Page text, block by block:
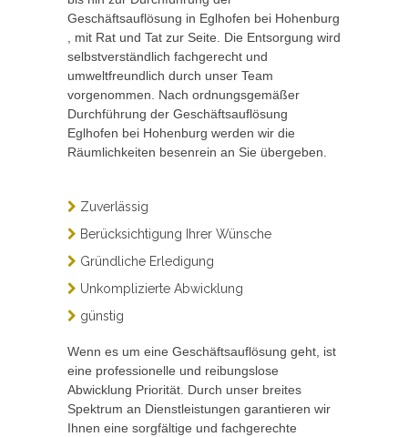
Geschäftsauflösung in Eglhofen bei Hohenburg
, mit Rat und Tat zur Seite. Die Entsorgung wird
selbstverständlich fachgerecht und
umweltfreundlich durch unser Team
vorgenommen. Nach ordnungsgemäßer
Durchführung der Geschäftsauflösung
Eglhofen bei Hohenburg werden wir die
Räumlichkeiten besenrein an Sie übergeben.
Zuverlässig
Berücksichtigung Ihrer Wünsche
Gründliche Erledigung
Unkomplizierte Abwicklung
günstig
Wenn es um eine Geschäftsauflösung geht, ist
eine professionelle und reibungslose
Abwicklung Priorität. Durch unser breites
Spektrum an Dienstleistungen garantieren wir
Ihnen eine sorgfältige und fachgerechte